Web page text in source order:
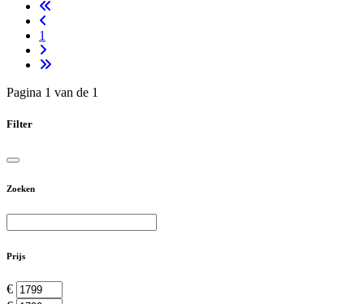
1
Pagina 1 van de 1
Filter
Zoeken
Prijs
€